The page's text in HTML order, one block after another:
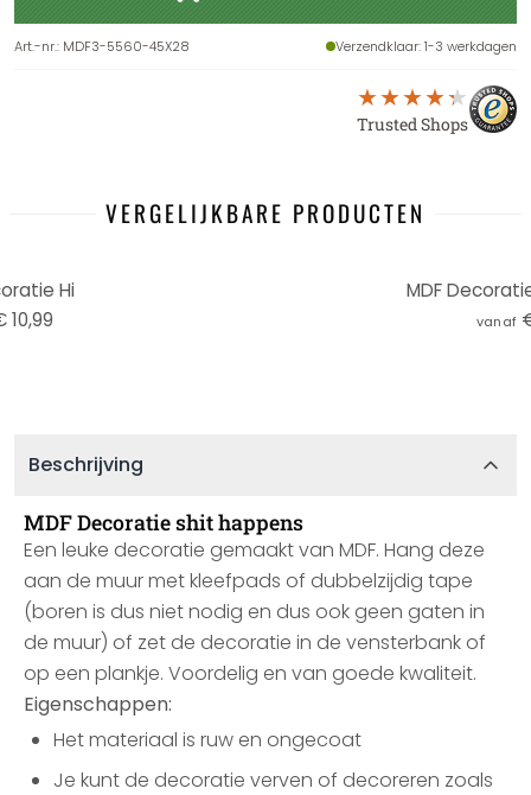
Art.-nr.: MDF3-5560-45X28 Verzendklaar: 1-3 werkdagen
Trusted Shops
VERGELIJKBARE PRODUCTEN
Hi
10,99
MDF
vanaf
Beschrijving
MDF Decoratie shit happens
Een leuke decoratie gemaakt van MDF. Hang deze
aan de muur met kleefpads of dubbelzijdig tape
(boren is dus niet nodig en dus ook geen gaten in
de muur) of zet de decoratie in de vensterbank of
op een plankje. Voordelig en van goede kwaliteit.
Eigenschappen:
Het materiaal is ruw en ongecoat
Je kunt de decoratie verven of decoreren zoals